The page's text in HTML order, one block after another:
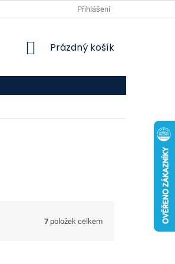
Přihlášení
NÁKUPNÍ
Prázdný košík
7 položek celkem